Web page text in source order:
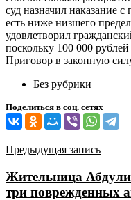
суд назначил наказание
есть ниже низшего
удовлетворил
поскольку 100 000
Приговор в законную
Без рубрики
Поделиться в соц. сетях
Навигация
по
записям
Предыдущая запись
Жительница
три поврежденных